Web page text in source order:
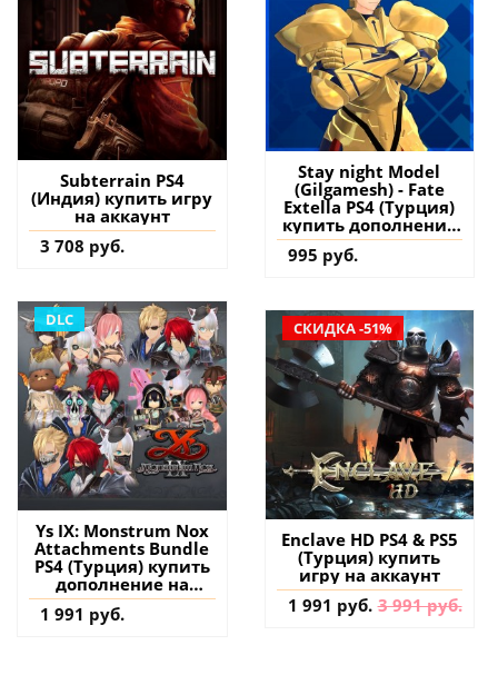
Subterrain PS4
(Индия) купить игру
на аккаунт
3 708 руб.
Stay night Model
(Gilgamesh) - Fate
Extella PS4 (Турция)
купить дополнение
на аккаунт
995 руб.
DLC
Ys IX: Monstrum Nox
Attachments Bundle
PS4 (Турция) купить
дополнение на
аккаунт
1 991 руб.
СКИДКА -51%
Enclave HD PS4 & PS5
(Турция) купить
игру на аккаунт
1 991 руб. 3 991 руб.